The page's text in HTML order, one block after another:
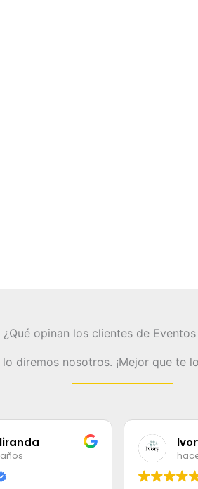
¿Qué opinan los clientes de Eventos
diremos nosotros. ¡Mejor que te